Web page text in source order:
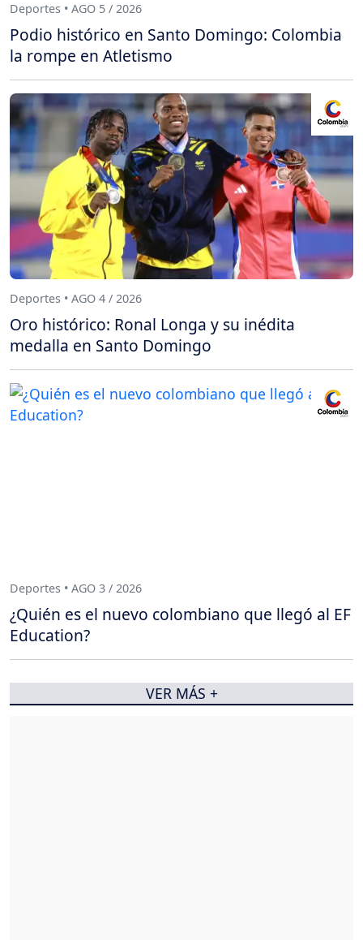
Deportes • AGO 5 / 2026
Podio histórico en Santo Domingo: Colombia
la rompe en Atletismo
Deportes • AGO 4 / 2026
Oro histórico: Ronal Longa y su inédita
medalla en Santo Domingo
Deportes • AGO 3 / 2026
¿Quién es el nuevo colombiano que llegó al EF
Education?
VER MÁS +